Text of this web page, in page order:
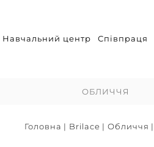
Навчальний центр Співпраця
ОБЛИЧЧЯ
Головна | Brilace | Обличчя |